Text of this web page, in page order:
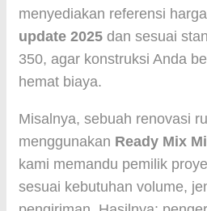
menyediakan referensi
update 2025 dan sesuai
350, agar konstruksi Anda
hemat biaya.
Misalnya, sebuah renovasi
menggunakan Ready Mix
kami memandu pemilik
sesuai kebutuhan volume,